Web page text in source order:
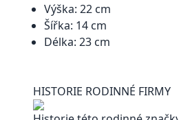
Výška: 22 cm
Šířka: 14 cm
Délka: 23 cm
HISTORIE RODINNÉ FIRMY